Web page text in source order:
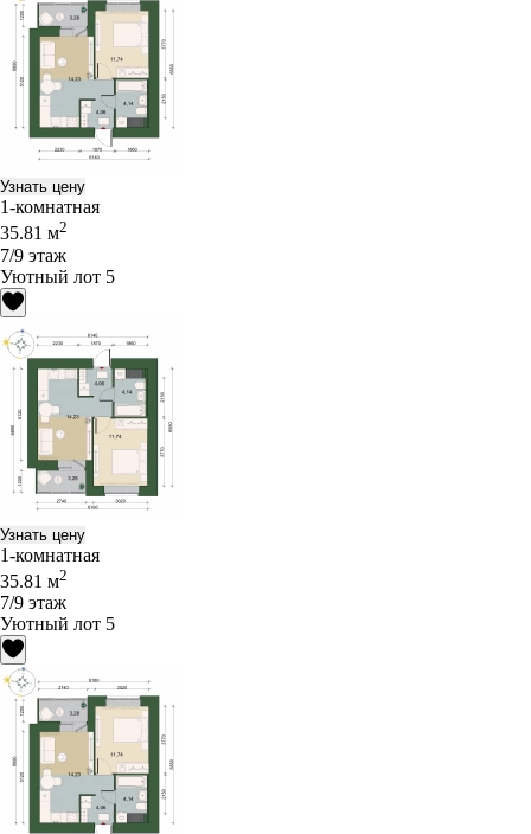
Узнать цену
1-комнатная
35.81 м2
7/9 этаж
Уютный лот 5
Узнать цену
1-комнатная
35.81 м2
7/9 этаж
Уютный лот 5